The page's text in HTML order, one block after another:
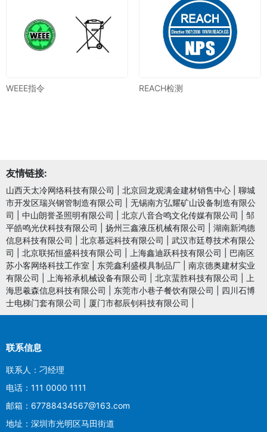
WEEE指令 REACH检测
友情链接:
山西天太冷网络科技有限公司 北京回龙观满金建材销售中心
聊城
市开发区瑞兴钢管制造有限公司
无锡南方弘耀矿山设备制造有限公
司
中山朗誉圣照明有限公司 北京八音合鸣文化传媒有限公司
邹
平皓鸣光伏科技有限公司
扬州三鑫液压机械有限公司
湖南新鸿德
信息科技有限公司
北京慕远科技有限公司
武汉市廷尊技术有限公
司
北京联拓恒盛科技有限公司 上海鑫迪跃科技有限公司
巴南区
苏小客网络科技工作室
东莞鑫利盛模具制品厂
南京德奥建材实业
有限公司
上海裕承机械设备有限公司 北京蜚胜科技有限公司
上
海思羲森信息科技有限公司
东莞市小巷子餐饮有限公司
四川石博
士电梯门套有限公司
厦门市都辰钊科技有限公司
联系信息
联系人：刁经理
电话：111 0000 1111
邮箱：67788434567@163.com
地址：深圳市光明区马田街道